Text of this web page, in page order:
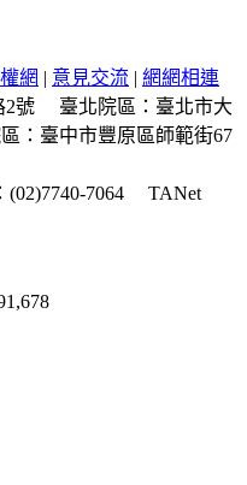
網 | 意見交流 | 網網相連
2號
臺北院區：臺北市大
：臺中市豐原區師範街67
(02)7740-7064
TANet